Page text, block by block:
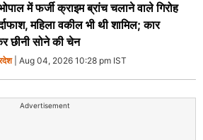
में फर्जी क्राइम ब्रांच चलाने वाले गिरोह
महिला वकील भी थी शामिल; कार
छीनी सोने की चेन
| Aug 04, 2026 10:28 pm IST
Advertisement